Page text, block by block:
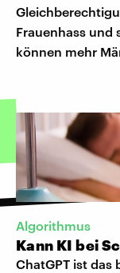
Frauenhass und
können mehr
Algorithmus
Kann KI bei
ChatGPT ist das